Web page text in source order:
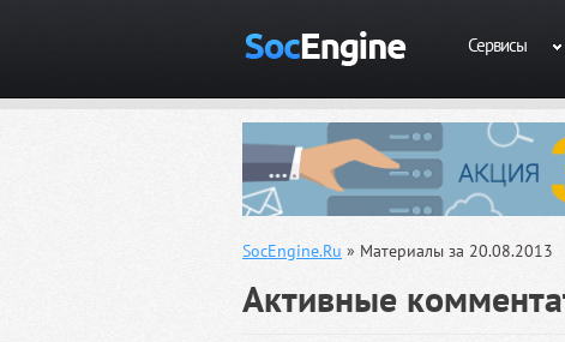
Сервисы
SocEngine.Ru » Материалы за 20.08.2013
Активные